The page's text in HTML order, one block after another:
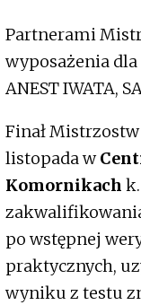
Partnerami
wyposażenia
ANEST IWATA,
Finał Mistrzostw
listopada w
Komornikach
po wstępnej
praktycznych,
wyniku z testu